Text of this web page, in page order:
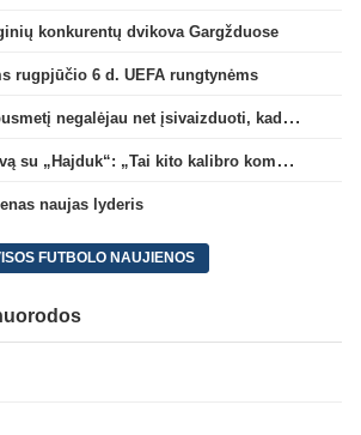
konkurentų dvikova Gargžduose
rugpjūčio 6 d. UEFA rungtynėms
M. Capanas: „Prieš pusmetį negalėjau net įsivaizduoti, kad žaisime prieš „Hajduk“
A. Skerla prieš dvikovą su „Hajduk“: „Tai kito kalibro komanda“
naujas lyderis
FUTBOLO NAUJIENOS